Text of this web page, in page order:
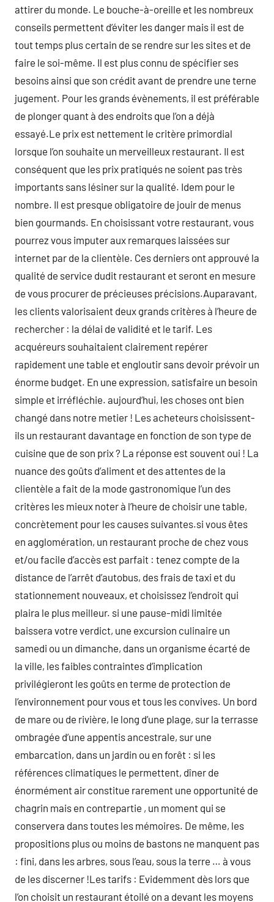
attirer du monde. Le bouche-à-oreille et les nombreux
conseils permettent d’éviter les danger mais il est de
tout temps plus certain de se rendre sur les sites et de
faire le soi-même. Il est plus connu de spécifier ses
besoins ainsi que son crédit avant de prendre une terne
jugement. Pour les grands évènements, il est préférable
de plonger quant à des endroits que l’on a déjà
essayé.Le prix est nettement le critère primordial
lorsque l’on souhaite un merveilleux restaurant. Il est
conséquent que les prix pratiqués ne soient pas très
importants sans lésiner sur la qualité. Idem pour le
nombre. Il est presque obligatoire de jouir de menus
bien gourmands. En choisissant votre restaurant, vous
pourrez vous imputer aux remarques laissées sur
internet par de la clientèle. Ces derniers ont approuvé la
qualité de service dudit restaurant et seront en mesure
de vous procurer de précieuses précisions.Auparavant,
les clients valorisaient deux grands critères à l’heure de
rechercher : la délai de validité et le tarif. Les
acquéreurs souhaitaient clairement repérer
rapidement une table et engloutir sans devoir prévoir un
énorme budget. En une expression, satisfaire un besoin
simple et irréfléchie. aujourd’hui, les choses ont bien
changé dans notre metier ! Les acheteurs choisissent-
ils un restaurant davantage en fonction de son type de
cuisine que de son prix ? La réponse est souvent oui ! La
nuance des goûts d’aliment et des attentes de la
clientèle a fait de la mode gastronomique l’un des
critères les mieux noter à l’heure de choisir une table,
concrètement pour les causes suivantes.si vous êtes
en agglomération, un restaurant proche de chez vous
et/ou facile d’accès est parfait : tenez compte de la
distance de l’arrêt d’autobus, des frais de taxi et du
stationnement nouveaux, et choisissez l’endroit qui
plaira le plus meilleur. si une pause-midi limitée
baissera votre verdict, une excursion culinaire un
samedi ou un dimanche, dans un organisme écarté de
la ville, les faibles contraintes d’implication
privilégieront les goûts en terme de protection de
l’environnement pour vous et tous les convives. Un bord
de mare ou de rivière, le long d’une plage, sur la terrasse
ombragée d’une appentis ancestrale, sur une
embarcation, dans un jardin ou en forêt : si les
références climatiques le permettent, dîner de
énormément air constitue rarement une opportunité de
chagrin mais en contrepartie , un moment qui se
conservera dans toutes les mémoires. De même, les
propositions plus ou moins de bastons ne manquent pas
: fini, dans les arbres, sous l’eau, sous la terre … à vous
de les discerner !Les tarifs : Evidemment dès lors que
l’on choisit un restaurant étoilé on a devant les moyens